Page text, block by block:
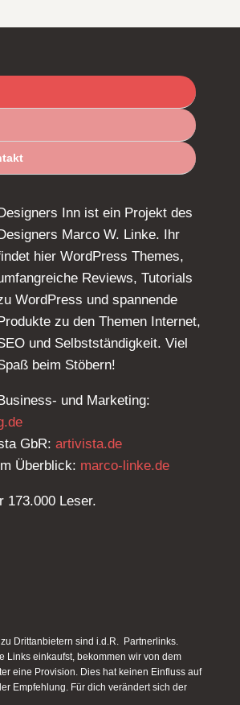
Inn ist ein Projekt des
Marco W. Linke. Ihr
hier WordPress Themes,
Reviews, Tutorials
WordPress und spannende
zu den Themen Internet,
und Selbstständigkeit. Viel
beim Stöbern!
und Marketing:
GbR: artivista.de
Überblick: marco-linke.de
173.000 Leser.
Drittanbietern sind i.d.R. Partnerlinks.
Links einkaufst, bekommen wir von dem
eine Provision. Dies hat keinen Einfluss auf
Empfehlung. Für dich verändert sich der